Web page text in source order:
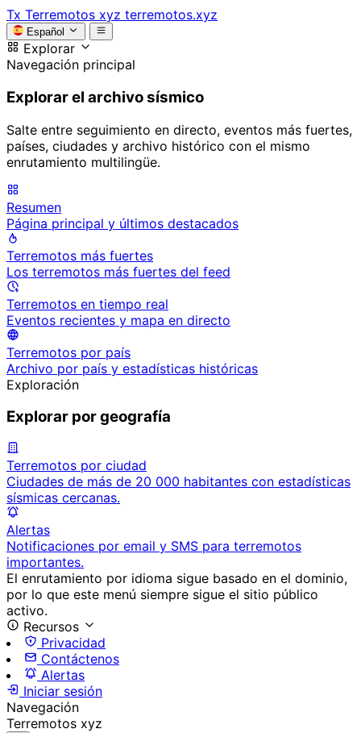
Tx Terremotos xyz terremotos.xyz
Español
Explorar
Navegación principal
Explorar el archivo sísmico
Salte entre seguimiento en directo, eventos más fuertes,
países, ciudades y archivo histórico con el mismo
enrutamiento multilingüe.
Resumen
Página principal y últimos destacados
Terremotos más fuertes
Los terremotos más fuertes del feed
Terremotos en tiempo real
Eventos recientes y mapa en directo
Terremotos por país
Archivo por país y estadísticas históricas
Exploración
Explorar por geografía
Terremotos por ciudad
Ciudades de más de 20 000 habitantes con estadísticas
sísmicas cercanas.
Alertas
Notificaciones por email y SMS para terremotos
importantes.
El enrutamiento por idioma sigue basado en el dominio,
por lo que este menú siempre sigue el sitio público
activo.
Recursos
Privacidad
Contáctenos
Alertas
Iniciar sesión
Navegación
Terremotos xyz